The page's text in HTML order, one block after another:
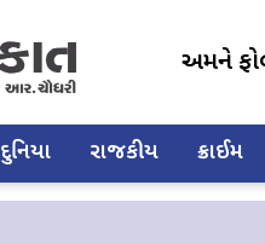
અમને
દુનિયા રાજકીય ક્રાઈમ